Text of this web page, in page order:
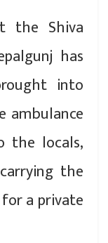
the Shiva
has
into
ambulance
the locals,
the
a private